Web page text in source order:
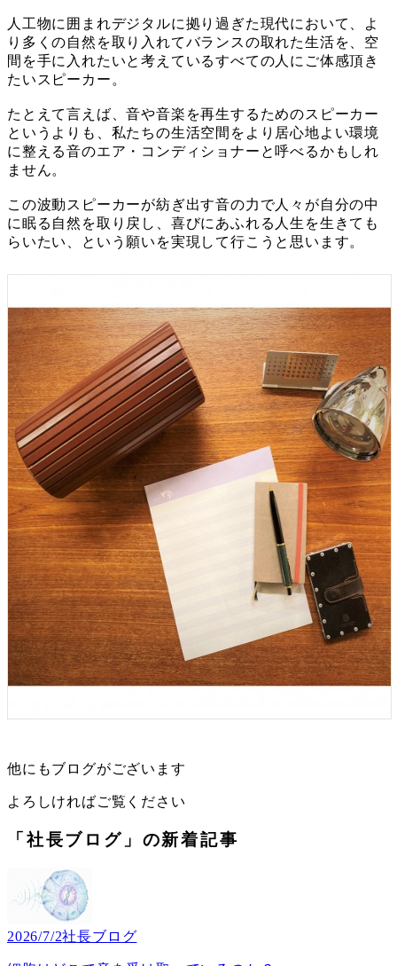
人工物に囲まれデジタルに拠り過ぎた現代において、よ
り多くの自然を取り入れてバランスの取れた生活を、空
間を手に入れたいと考えているすべての人にご体感頂き
たいスピーカー。
たとえて言えば、音や音楽を再生するためのスピーカー
というよりも、私たちの生活空間をより居心地よい環境
に整える音のエア・コンディショナーと呼べるかもしれ
ません。
この波動スピーカーが紡ぎ出す音の力で人々が自分の中
に眠る自然を取り戻し、喜びにあふれる人生を生きても
らいたい、という願いを実現して行こうと思います。
他にもブログがございます
よろしければご覧ください
「社長ブログ」の新着記事
2026/7/2社長ブログ